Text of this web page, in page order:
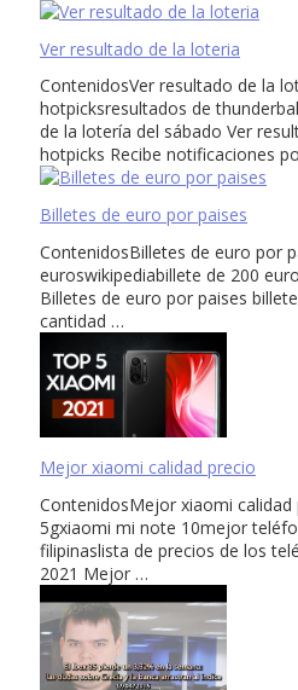
Ver resultado de la loteria
ContenidosVer resultado de la
hotpicksresultados de
de la lotería del sábado Ver
hotpicks Recibe notificaciones
Billetes de euro por paises
ContenidosBilletes de euro por
euroswikipediabillete de 200
Billetes de euro por paises
cantidad …
Mejor xiaomi calidad precio
ContenidosMejor xiaomi
5gxiaomi mi note 10mejor
filipinaslista de precios de los
2021 Mejor …